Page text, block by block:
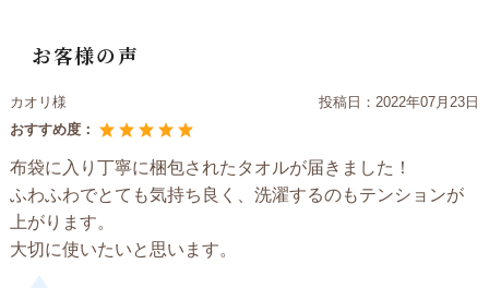
お客様の声
カオリ様 投稿日： 2022年07月23日
おすすめ度：
布袋に入り丁寧に梱包されたタオルが届きました！
ふわふわでとても気持ち良く、洗濯するのもテンションが
上がります。
大切に使いたいと思います。